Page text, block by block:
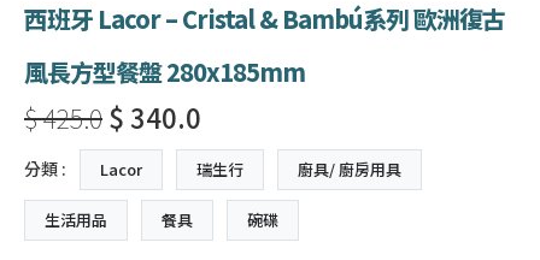
西班牙 Lacor – Cristal & Bambú系列 歐洲復古
風長方型餐盤 280x185mm
$ 425.0$ 340.0
分類 : Lacor 瑞生行 廚具/ 廚房用具
生活用品 餐具 碗碟